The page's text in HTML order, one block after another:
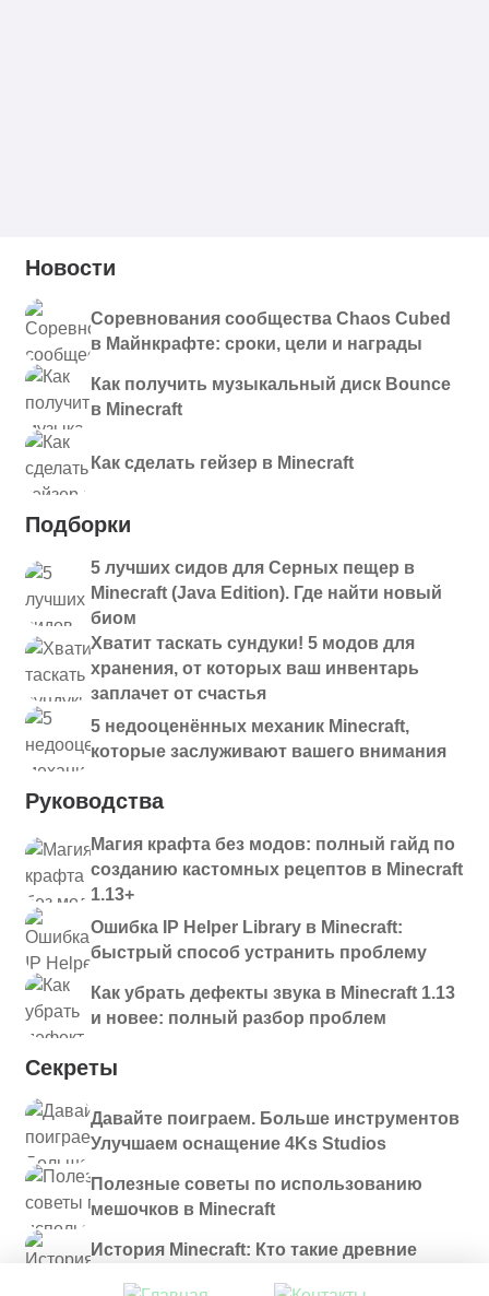
Новости
Соревнования сообщества Chaos Cubed
в Майнкрафте: сроки, цели и награды
Как получить музыкальный диск Bounce
в Minecraft
Как сделать гейзер в Minecraft
Подборки
5 лучших сидов для Серных пещер в
Minecraft (Java Edition). Где найти новый
биом
Хватит таскать сундуки! 5 модов для
хранения, от которых ваш инвентарь
заплачет от счастья
5 недооценённых механик Minecraft,
которые заслуживают вашего внимания
Руководства
Магия крафта без модов: полный гайд по
созданию кастомных рецептов в Minecraft
1.13+
Ошибка IP Helper Library в Minecraft:
быстрый способ устранить проблему
Как убрать дефекты звука в Minecraft 1.13
и новее: полный разбор проблем
Секреты
Давайте поиграем. Больше инструментов
Улучшаем оснащение 4Ks Studios
Полезные советы по использованию
мешочков в Minecraft
История Minecraft: Кто такие древние